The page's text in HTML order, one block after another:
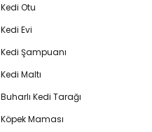
Kedi Otu
Kedi Evi
Kedi Şampuanı
Kedi Maltı
Buharlı Kedi Tarağı
Köpek Maması